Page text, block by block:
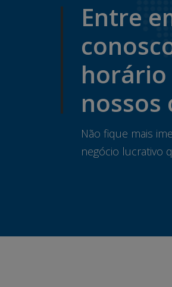
Entre
horário
nossos
Não fique mais
negócio lucrativo